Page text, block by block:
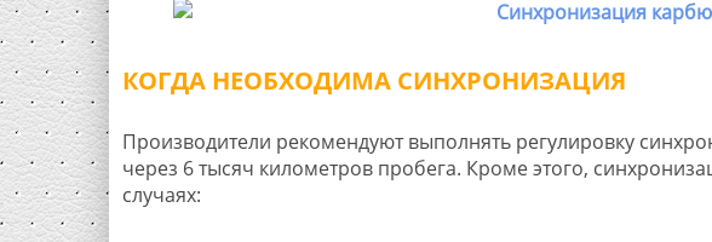
КОГДА НЕОБХОДИМА СИНХРОНИЗАЦИЯ
Производители рекомендуют выполнять регулировку
через 6 тысяч километров пробега. Кроме этого,
случаях: